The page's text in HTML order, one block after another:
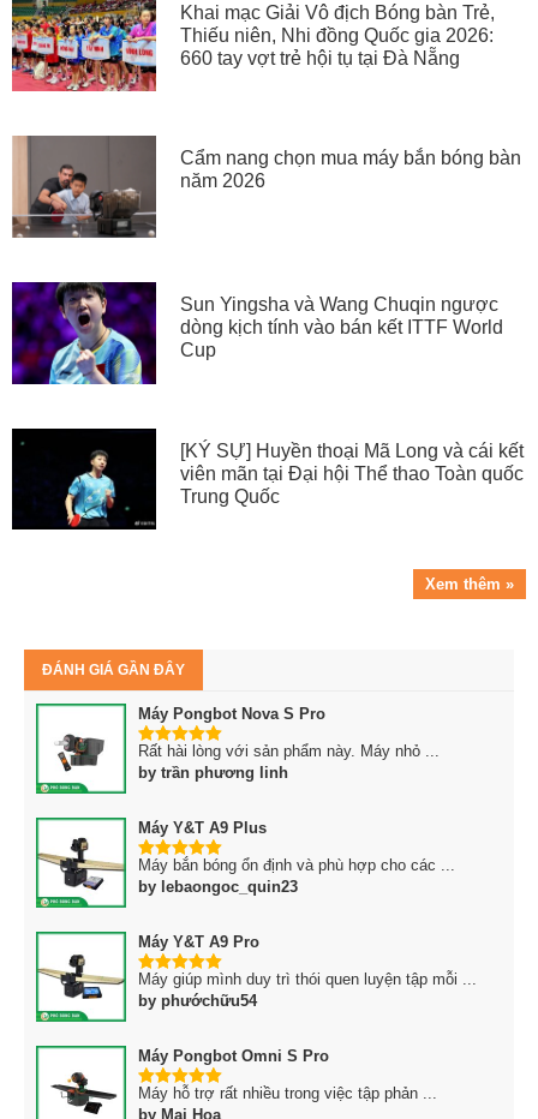
Khai mạc Giải Vô địch Bóng bàn Trẻ,
Thiếu niên, Nhi đồng Quốc gia 2026:
660 tay vợt trẻ hội tụ tại Đà Nẵng
Cẩm nang chọn mua máy bắn bóng bàn
năm 2026
Sun Yingsha và Wang Chuqin ngược
dòng kịch tính vào bán kết ITTF World
Cup
[KÝ SỰ] Huyền thoại Mã Long và cái kết
viên mãn tại Đại hội Thể thao Toàn quốc
Trung Quốc
Xem thêm »
ĐÁNH GIÁ GẦN ĐÂY
Máy Pongbot Nova S Pro
5trên 5
Rất hài lòng với sản phẩm này. Máy nhỏ ...
by trần phương linh
Máy Y&T A9 Plus
5trên 5
Máy bắn bóng ổn định và phù hợp cho các ...
by lebaongoc_quin23
Máy Y&T A9 Pro
5trên 5
Máy giúp mình duy trì thói quen luyện tập mỗi ...
by phướchữu54
Máy Pongbot Omni S Pro
5trên 5
Máy hỗ trợ rất nhiều trong việc tập phản ...
by Mai Hoa